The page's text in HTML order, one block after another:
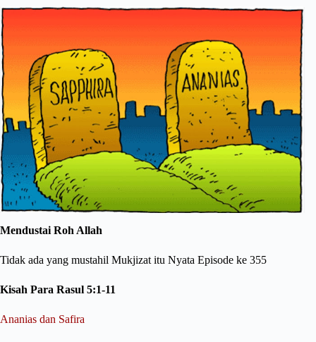
Mendustai Roh Allah
Tidak ada yang mustahil Mukjizat itu Nyata Episode ke 355
Kisah Para Rasul 5:1-11
Ananias dan Safira